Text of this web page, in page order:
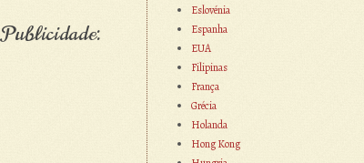
Publicidade:
Eslovénia
Espanha
EUA
Filipinas
França
Grécia
Holanda
Hong Kong